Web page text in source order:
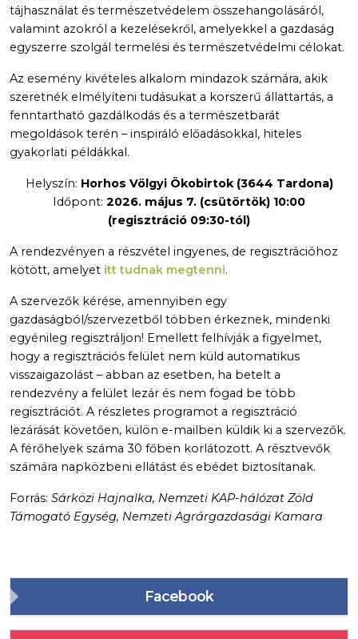
tájhasználat és természetvédelem összehangolásáról,
valamint azokról a kezelésekről, amelyekkel a gazdaság
egyszerre szolgál termelési és természetvédelmi célokat.
Az esemény kivételes alkalom mindazok számára, akik
szeretnék elmélyíteni tudásukat a korszerű állattartás, a
fenntartható gazdálkodás és a természetbarát
megoldások terén – inspiráló előadásokkal, hiteles
gyakorlati példákkal.
Helyszín: Horhos Völgyi Ökobirtok (3644 Tardona)
Időpont: 2026. május 7. (csütörtök) 10:00
(regisztráció 09:30-tól)
A rendezvényen a részvétel ingyenes, de regisztrációhoz
kötött, amelyet itt tudnak megtenni.
A szervezők kérése, amennyiben egy
gazdaságból/szervezetből többen érkeznek, mindenki
egyénileg regisztráljon! Emellett felhívják a figyelmet,
hogy a regisztrációs felület nem küld automatikus
visszaigazolást – abban az esetben, ha betelt a
rendezvény a felület lezár és nem fogad be több
regisztrációt. A részletes programot a regisztráció
lezárását követően, külön e-mailben küldik ki a szervezők.
A férőhelyek száma 30 főben korlátozott. A résztvevők
számára napközbeni ellátást és ebédet biztosítanak.
Forrás: Sárközi Hajnalka, Nemzeti KAP-hálózat Zöld
Támogató Egység, Nemzeti Agrárgazdasági Kamara
Facebook